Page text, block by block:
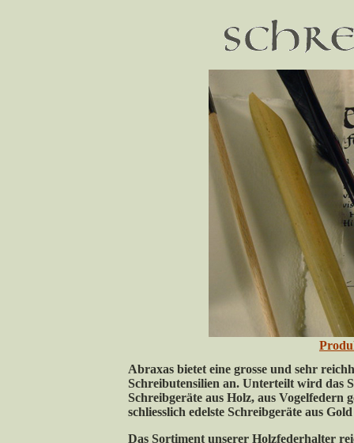
Abraxas bietet eine grosse und sehr
Schreibutensilien an. Unterteilt wird das
Schreibgeräte aus Holz, aus Vogelfedern
schliesslich edelste Schreibgeräte aus
Das Sortiment unserer Holzfederhalter